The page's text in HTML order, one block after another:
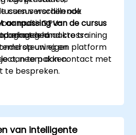
verschillende
rond cross-
en
aan te pakken.
cursus worden ook
multi-GPU-
behandeld.
aanpassing van de cursus
maat gemaakte training
op uw eigen platform
neem dan contact met
te bespreken.
van intelligente